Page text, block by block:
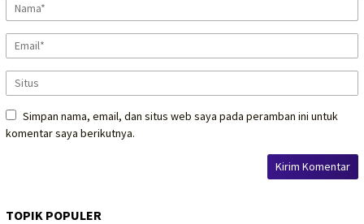
Simpan nama, email, dan situs web saya pada peramban ini untuk
komentar saya berikutnya.
TOPIK POPULER